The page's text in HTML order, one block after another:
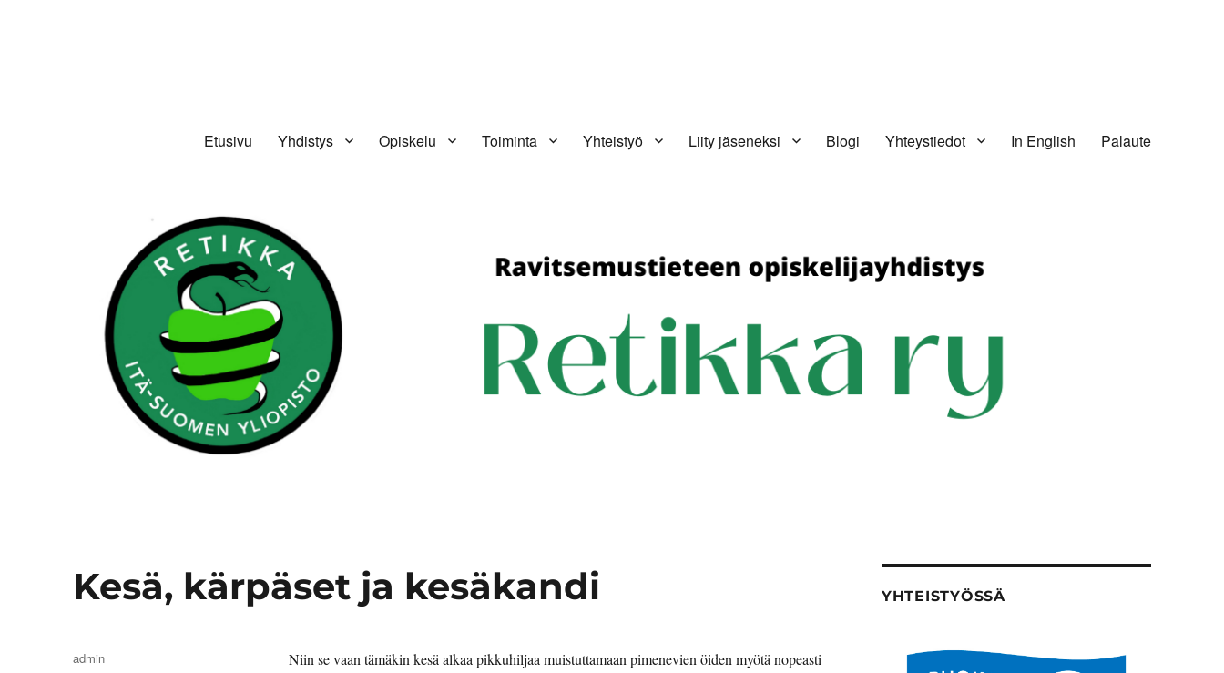
Etusivu Yhdistys Opiskelu Toiminta Yhteistyö Liity jäseneksi Blogi Yhteystiedot In English Palaute
Kesä, kärpäset ja kesäkandi
Niin se vaan tämäkin kesä alkaa pikkuhiljaa muistuttamaan pimenevien öiden myötä nopeasti
Author
admin
YHTEISTYÖSSÄ